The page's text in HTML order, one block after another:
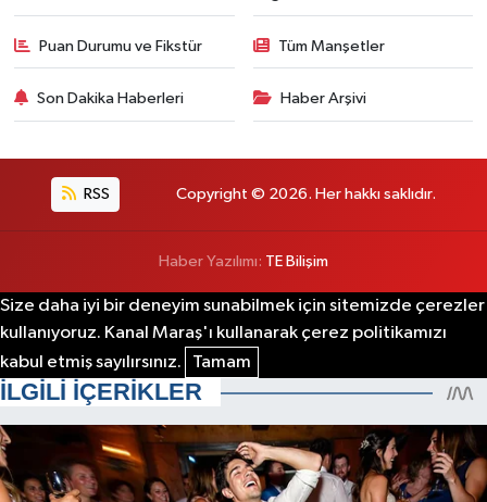
Puan Durumu ve Fikstür Tüm Manşetler
Son Dakika Haberleri Haber Arşivi
RSS Copyright © 2026. Her hakkı saklıdır.
Haber Yazılımı: TE Bilişim
Size daha iyi bir deneyim sunabilmek için sitemizde çerezler
kullanıyoruz. Kanal Maraş'ı kullanarak çerez politikamızı
kabul etmiş sayılırsınız.
Tamam